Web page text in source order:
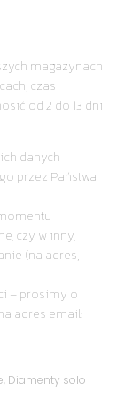
magazynach
czas
od 2 do 13 dni
danych
przez Państwa
czy w inny,
(na adres,
– prosimy o
adres email:
, Diamenty solo